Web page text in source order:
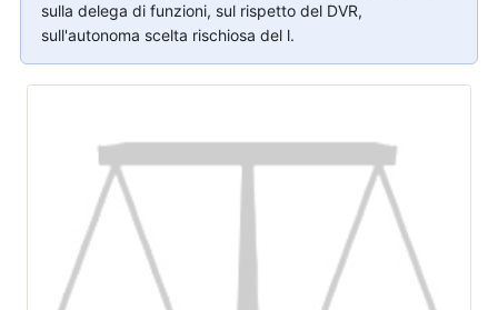
sulla delega di funzioni, sul rispetto del DVR,
sull'autonoma scelta rischiosa del l.